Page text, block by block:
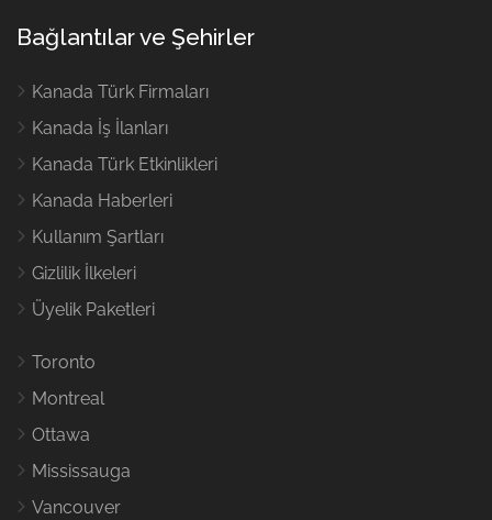
Bağlantılar ve Şehirler
Kanada Türk Firmaları
Kanada İş İlanları
Kanada Türk Etkinlikleri
Kanada Haberleri
Kullanım Şartları
Gizlilik İlkeleri
Üyelik Paketleri
Toronto
Montreal
Ottawa
Mississauga
Vancouver